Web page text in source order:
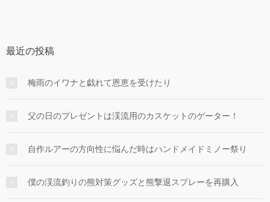
最近の投稿
梅雨のイワナと戯れて恩恵を受けたり
父の日のプレゼントは渓流用のカスケットのゲーター！
自作ルアーの方向性に悩んだ時はハンドメイドミノー祭り
僕の渓流釣りの熊対策グッズと熊撃退スプレーを再購入